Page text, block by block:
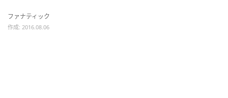
ファナティック
作成: 2016.08.06